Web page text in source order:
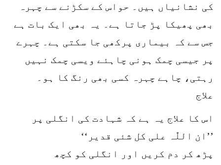
کی نشانیاں ہیں۔ حواس کے سکڑنے سے چہرہ
بھی پھیکا پڑ جاتا ہے۔ یہ بھی ایک بات ہے
جس سے کہ بیماری پرکھی جا سکتی ہے۔ چہرے
پر جیسی چمک ہونی چاہئے ویسی چمک نہیں
رہتی، چاہے چہرہ کسی بھی رنگ کا ہو۔
علاج
اس کا علاج یہ ہے کہ شہادت کی انگلی پر
’’ان اللّٰہ علی کل شئی قدیر‘‘
پڑھ کر دم کریں اور انگلی کو کچھ